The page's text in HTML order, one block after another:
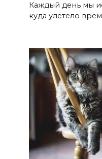
Каждый день мы
куда улетело